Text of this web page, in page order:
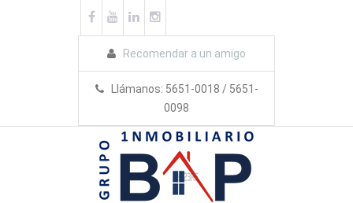
Recomendar a un amigo
Llámanos: 5651-0018 / 5651-
0098